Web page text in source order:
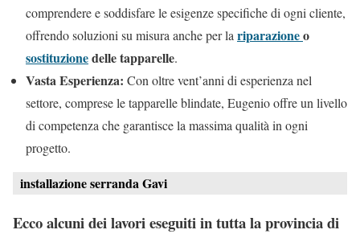
comprendere e soddisfare le esigenze specifiche di ogni cliente,
offrendo soluzioni su misura anche per la riparazioneo
sostituzionedelle tapparelle.
Vasta Esperienza: Con oltre vent’anni di esperienza nel
settore, comprese le tapparelle blindate, Eugenio offre un livello
di competenza che garantisce la massima qualità in ogni
progetto.
installazione serranda Gavi
Ecco alcuni dei lavori eseguiti in tutta la provincia di